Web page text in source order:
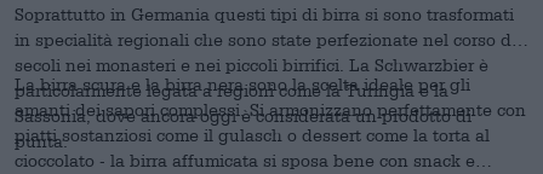
Soprattutto in Germania questi tipi di birra si sono trasformati
in specialità regionali che sono state perfezionate nel corso dei
secoli nei monasteri e nei piccoli birrifici. La Schwarzbier è
particolarmente legata a regioni come la Turingia e la
Sassonia, dove ancora oggi è considerata un prodotto di
punta.
La birra scura e la birra nera sono la scelta ideale per gli
amanti dei sapori complessi. Si armonizzano perfettamente con
piatti sostanziosi come il gulasch o dessert come la torta al
cioccolato - la birra affumicata si sposa bene con snack e